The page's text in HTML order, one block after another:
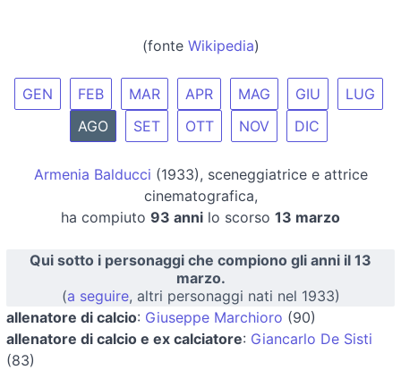
(fonte Wikipedia)
GEN FEB MAR APR MAG GIU
LUG
AGO
SET OTT NOV DIC
Armenia Balducci (1933), sceneggiatrice e attrice
cinematografica,
ha compiuto 93 anni lo scorso 13 marzo
Qui sotto i personaggi che compiono gli anni il 13
marzo.
(a seguire, altri personaggi nati nel 1933)
allenatore di calcio: Giuseppe Marchioro (90)
allenatore di calcio e ex calciatore: Giancarlo De Sisti
(83)